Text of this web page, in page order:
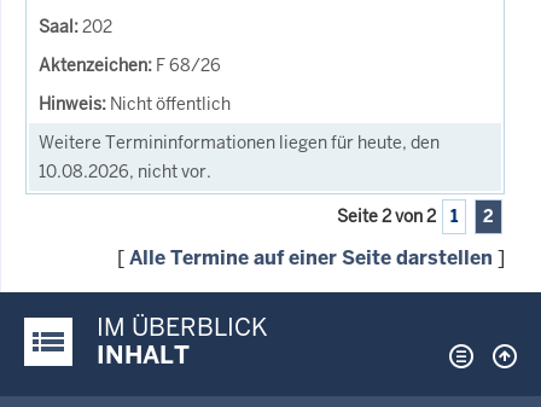
202
F 68/26
Nicht öffentlich
Weitere Termininformationen liegen für heute, den
10.08.2026, nicht vor.
Seite 2 von 2 1 2
[Alle Termine auf einer Seite darstellen ]
Justiz-Portal im Überblick:
IM ÜBERBLICK
INHALT